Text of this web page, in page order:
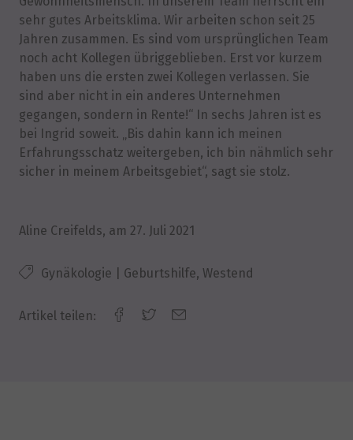
sehr gutes Arbeitsklima. Wir arbeiten schon seit 25
Jahren zusammen. Es sind vom ursprünglichen Team
noch acht Kollegen übriggeblieben. Erst vor kurzem
haben uns die ersten zwei Kollegen verlassen. Sie
sind aber nicht in ein anderes Unternehmen
gegangen, sondern in Rente!“ In sechs Jahren ist es
bei Ingrid soweit. „Bis dahin kann ich meinen
Erfahrungsschatz weitergeben, ich bin nähmlich sehr
sicher in meinem Arbeitsgebiet“, sagt sie stolz.
Aline Creifelds, am 27. Juli 2021
Gynäkologie | Geburtshilfe, Westend
Artikel teilen: